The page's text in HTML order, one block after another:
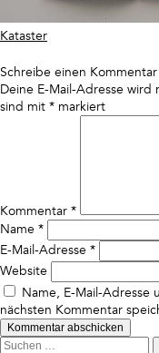
Beitragsnavigation
Kataster
Schreibe einen Kommentar
Deine E-Mail-Adresse wird
sind mit * markiert
Kommentar *
Name *
E-Mail-Adresse *
Website
Name, E-Mail-Adresse
nächsten Kommentar
Suchen